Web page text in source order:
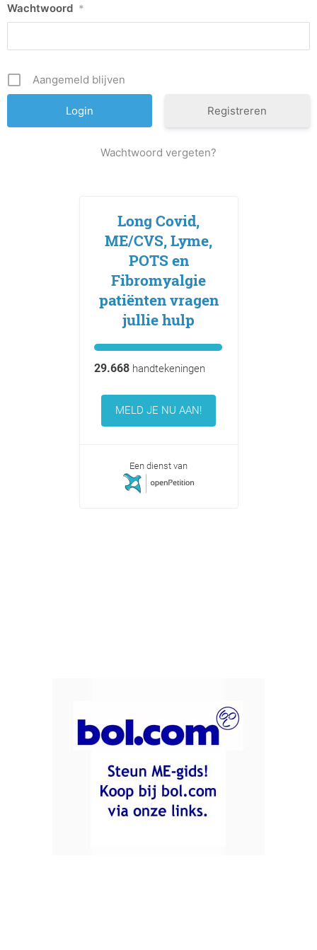
Wachtwoord *
Aangemeld blijven
Registreren
Wachtwoord vergeten?
Long Covid,
ME/CVS, Lyme,
POTS en
Fibromyalgie
patiënten vragen
jullie hulp
29.668handtekeningen
MELD JE NU AAN!
Een dienst van